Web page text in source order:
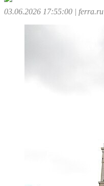
03.06.2026 17:55:00 | ferra.ru